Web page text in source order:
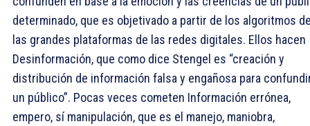
determinado, que es objetivado a partir de los algoritmos
las grandes plataformas de las redes digitales. Ellos hacen
Desinformación, que como dice Stengel es “creación y
distribución de información falsa y engañosa para
un público”. Pocas veces cometen Información errónea,
empero, sí manipulación, que es el manejo, maniobra,